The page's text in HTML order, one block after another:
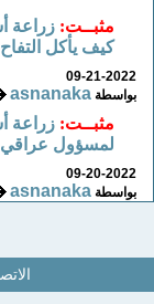
مثبــت: زراعة
كيف يأكل التفاح
09-21-2022
بواسطةasnanaka
مثبــت: زراعة
لمسؤول عراقي
09-20-2022
بواسطةasnanaka